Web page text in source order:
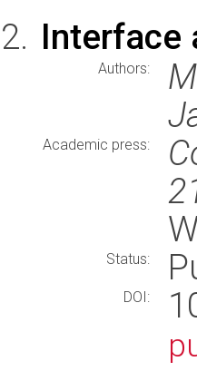
Interface
Authors:
Academic press:
Status:
DOI: